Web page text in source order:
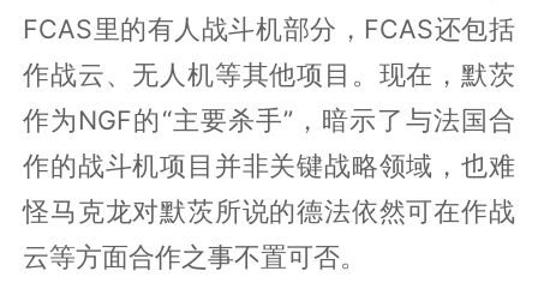
FCAS里的有人战斗机部分，FCAS还包括
作战云、无人机等其他项目。现在，默茨
作为NGF的“主要杀手”，暗示了与法国合
作的战斗机项目并非关键战略领域，也难
怪马克龙对默茨所说的德法依然可在作战
云等方面合作之事不置可否。